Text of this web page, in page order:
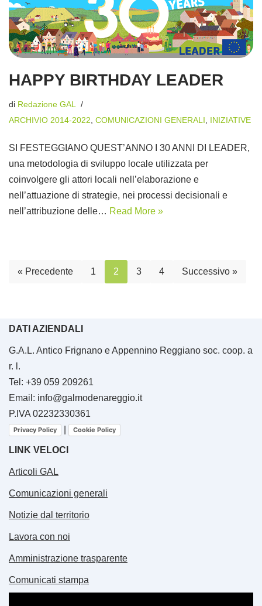
HAPPY BIRTHDAY LEADER
di Redazione GAL
ARCHIVIO 2014-2022 COMUNICAZIONI GENERALI INIZIATIVE
SI FESTEGGIANO QUEST’ANNO I 30 ANNI DI LEADER,
una metodologia di sviluppo locale utilizzata per
coinvolgere gli attori locali nell’elaborazione e
nell’attuazione di strategie, nei processi decisionali e
nell’attribuzione delle… Read More »
« Precedente 1 2 3 4 Successivo »
DATI AZIENDALI
G.A.L. Antico Frignano e Appennino Reggiano soc. coop. a
r. l.
Tel: +39 059 209261
Email: info@galmodenareggio.it
P.IVA 02232330361
Privacy Policy Cookie Policy
LINK VELOCI
Articoli GAL
Comunicazioni generali
Notizie dal territorio
Lavora con noi
Amministrazione trasparente
Comunicati stampa